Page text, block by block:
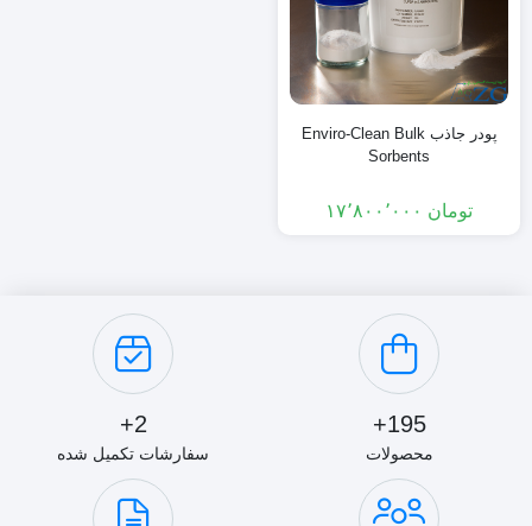
پودر جاذب Enviro-Clean Bulk
Sorbents
تومان
195+
محصولات
2+
سفارشات تکمیل شده